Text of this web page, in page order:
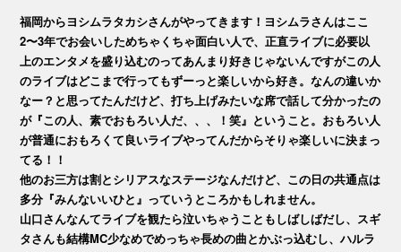
福岡からヨシムラタカシさんがやってきます！ヨシムラさんはここ
2〜3年でお会いしためちゃくちゃ面白い人で、正直ライブに必要以
上のエンタメを盛り込むのってあんまり好きじゃないんですがこの人
のライブはどこまで行ってもずーっと楽しいから好き。なんの違いか
なー？と思ってたんだけど、打ち上げみたいな席で話して分かったの
が『この人、素でおもろい人だ、、、！笑』ということ。おもろい人
が普通におもろくて良いライブやってんだからそりゃ楽しいに決まっ
てる！！
他のお三方は割とシリアスなステージなんだけど、この日の共通点は
多分『みんないいひと』っていうところかもしれません。
山口さんなんてライブを観たら泣いちゃうこともしばしばだし、スギ
タさんも結構MC少なめでめっちゃ長めの曲とかぶっ込むし、ハルラ